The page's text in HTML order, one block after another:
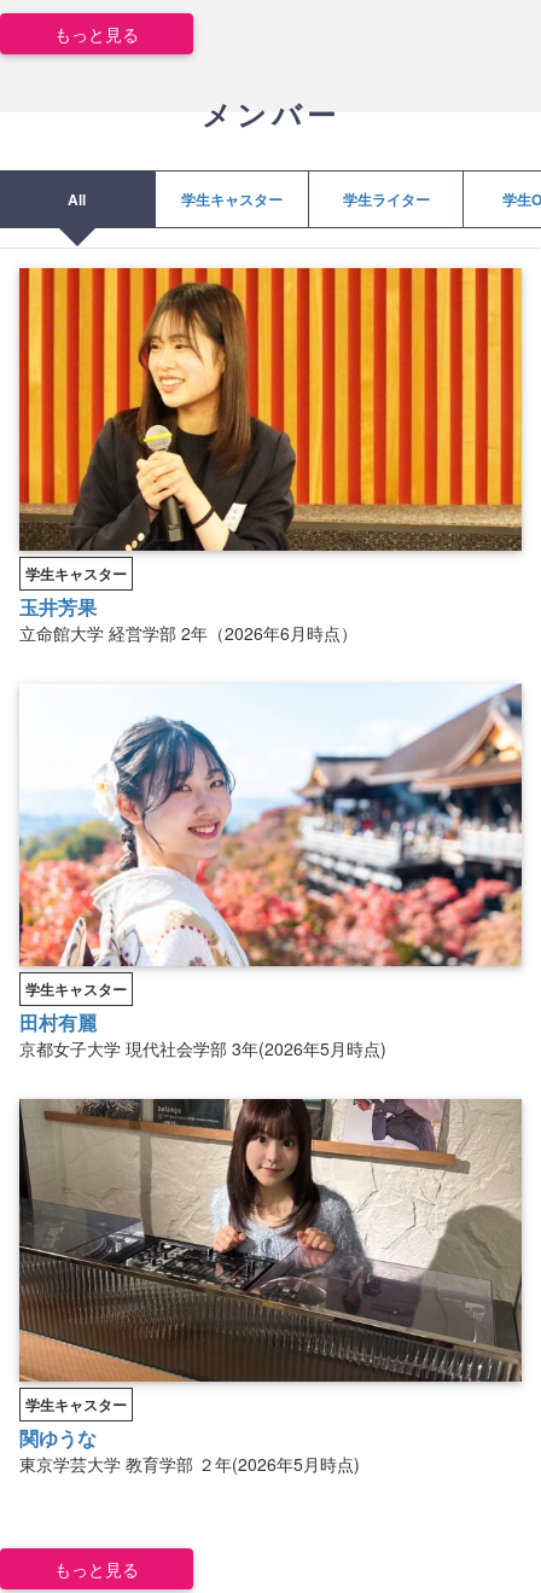
もっと見る
メンバー
All 学生キャスター 学生ライター 学生
学生キャスター
玉井芳果
立命館大学 経営学部 2年（2026年6月時点）
学生キャスター
田村有麗
京都女子大学 現代社会学部 3年(2026年5月時点)
学生キャスター
関ゆうな
東京学芸大学 教育学部 ２年(2026年5月時点)
もっと見る